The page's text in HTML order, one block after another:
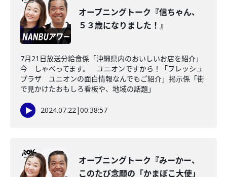
オープニングトーク『信ちゃん、
５３歳になりました！』
7月21日放送分給食係「沖縄県内のおいしいお店を紹介」
今 しゃべってます。 ユニオンですから！「フレッシュ
プラザ ユニオンの面白情報なんでもご紹介」掲示係「街
で見かけたおもしろ看板や、地域の話題」
2024.07.22|00:38:57
オープニングトーク『みーかー、
このたび念願の「かまぼこ大使」